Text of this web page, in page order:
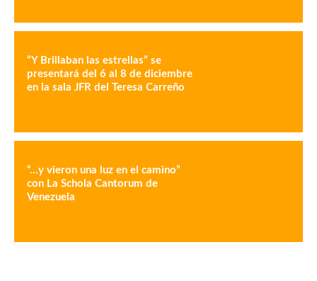
“Y Brillaban las estrellas” se
presentará del 6 al 8 de diciembre
en la sala JFR del Teresa Carreño
“…y vieron una luz en el camino”
con La Schola Cantorum de
Venezuela